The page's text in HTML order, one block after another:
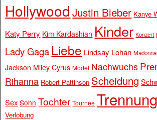
Hollywood Justin Bieber Kanye
Katy Perry Kim Kardashian Kinder Konzert
Lady Gaga Liebe Lindsay Lohan Madonna
Jackson Miley Cyrus Model Nachwuchs
Rihanna Robert Pattinson Scheidung
Sex Sohn Tochter Tournee Trennung
Verlobung